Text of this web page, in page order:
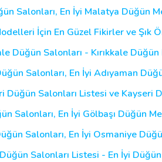
Salonları, En İyi Malatya Düğün
İçin En Güzel Fikirler ve Şık
Düğün Salonları - Kırıkkale
Salonları, En İyi Adıyaman
Düğün Salonları Listesi ve Kayseri
Salonları, En İyi Gölbaşı Düğün
Salonları, En İyi Osmaniye
Salonları Listesi - En İyi